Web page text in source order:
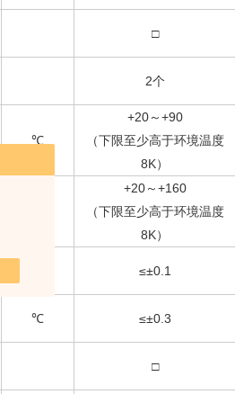
□
2个
℃
+20～+90
（下限至少高于环境温度
8K）
+20～+160
（下限至少高于环境温度
8K）
≤±0.1
℃ ≤±0.3
□